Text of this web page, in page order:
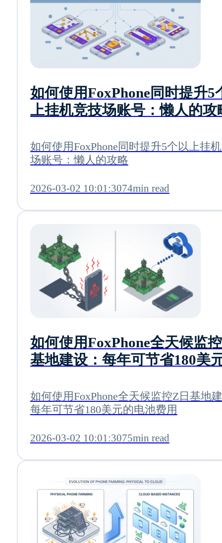
如何使用FoxPhone同时提升5
上挂机竞技场账号：懒人的攻
如何使用FoxPhone同时提升5个以上挂
场账号：懒人的攻略
2026-03-02 10:01:3074min read
如何使用FoxPhone全天候监
基地建设：每年可节省180美
如何使用FoxPhone全天候监控Z日基地
每年可节省180美元的电池费用
2026-03-02 10:01:3075min read